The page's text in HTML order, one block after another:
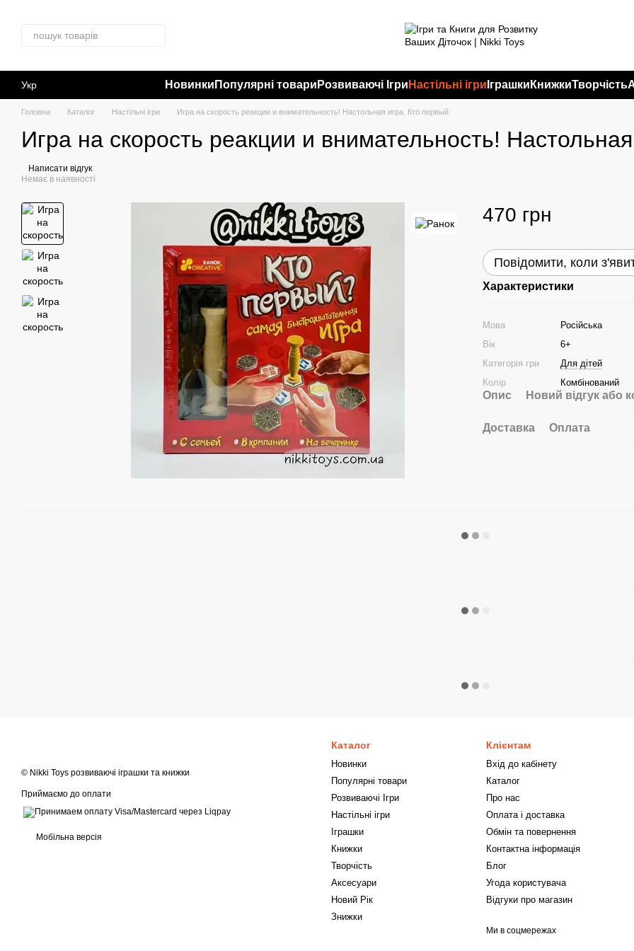
Укр Новинки Популярні товари Розвиваючі Ігри Настільні ігри Іграшки КнижкиТворчість
Головна Каталог Настільні ігри Игра на скорость реакции и внимательность! Настольная игра. Кто первый
Игра на скорость реакции и внимательность!
Написати відгук
Немає в наявності
470 грн
Повідомити, коли
Характеристики
Мова
Російська
Вік
6+
Категорія гри
Для дітей
Колір
Комбінований
Опис Новий відгук або
Доставка Оплата
© Nikki Toys розвиваючі іграшки та книжки
Приймаємо до оплати
Мобільна версія
Каталог
Новинки
Популярні товари
Розвиваючі Ігри
Настільні ігри
Іграшки
Книжки
Творчість
Аксесуари
Новий Рік
Знижки
Клієнтам
Вхід до кабінету
Каталог
Про нас
Оплата і доставка
Обмін та повернення
Контактна інформація
Блог
Угода користувача
Відгуки про магазин
Ми в соцмережах